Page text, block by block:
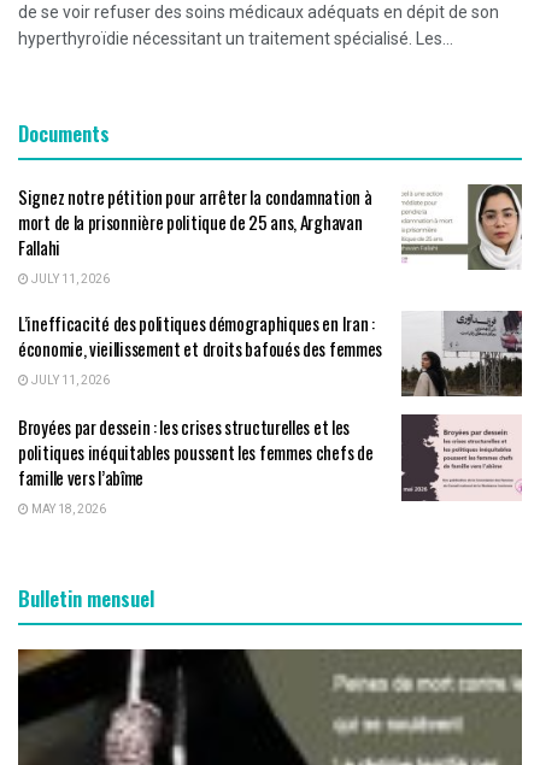
de se voir refuser des soins médicaux adéquats en dépit de son
hyperthyroïdie nécessitant un traitement spécialisé. Les...
Documents
Signez notre pétition pour arrêter la condamnation à
mort de la prisonnière politique de 25 ans, Arghavan
Fallahi
JULY 11, 2026
L’inefficacité des politiques démographiques en Iran :
économie, vieillissement et droits bafoués des femmes
JULY 11, 2026
Broyées par dessein : les crises structurelles et les
politiques inéquitables poussent les femmes chefs de
famille vers l’abîme
MAY 18, 2026
Bulletin mensuel